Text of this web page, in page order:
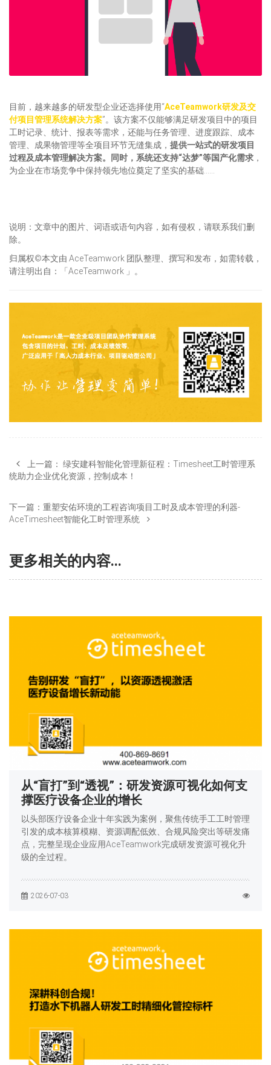
目前，越来越多的研发型企业还选择使用“AceTeamwork研发及交
付项目管理系统解决方案”。该方案不仅能够满足研发项目中的项目
工时记录、统计、报表等需求，还能与任务管理、进度跟踪、成本
管理、成果物管理等全项目环节无缝集成， 提供一站式的研发项目
过程及成本管理解决方案。同时，系统还支持“达梦”等国产化需求 ，
为企业在市场竞争中保持领先地位奠定了坚实的基础……
说明：文章中的图片、词语或语句内容，如有侵权，请联系我们删
除。
归属权©本文由 AceTeamwork 团队整理、撰写和发布，如需转载，
请注明出自：「AceTeamwork 」。
上一篇： 绿安建科智能化管理新征程：Timesheet工时管理系
统助力企业优化资源，控制成本！
下一篇： 重塑安佑环境的工程咨询项目工时及成本管理的利器-
AceTimesheet智能化工时管理系统
更多相关的内容...
从“盲打”到“透视”：研发资源可视化如何支
撑医疗设备企业的增长
以头部医疗设备企业十年实践为案例，聚焦传统手工工时管理
引发的成本核算模糊、资源调配低效、合规风险突出等研发痛
点，完整呈现企业应用AceTeamwork完成研发资源可视化升
级的全过程。
2026-07-03